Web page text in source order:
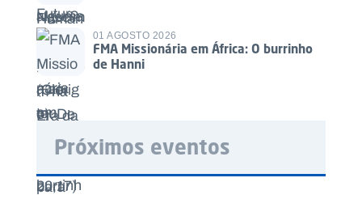
01 AGOSTO 2026
FMA Missionária em África: O burrinho
de Hanni
Próximos eventos